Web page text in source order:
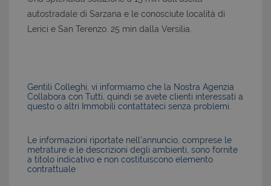
autostradale di Sarzana e le conosciute località di
Lerici e San Terenzo. 25 min dalla Versilia.
Gentili Colleghi, vi informiamo che la Nostra Agenzia
Collabora con Tutti, quindi se avete clienti interessati a
questo o altri Immobili contattateci senza problemi.
Le informazioni riportate nell’annuncio, comprese le
metrature e le descrizioni degli ambienti, sono fornite
a titolo indicativo e non costituiscono elemento
contrattuale